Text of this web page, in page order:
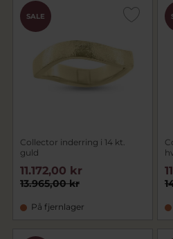
SALE
Collector inderring i 14 kt.
guld
13.965,00 kr
11.172,00 kr
På fjernlager